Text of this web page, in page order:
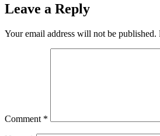
Leave a Reply
Your email address will not be published.
Comment *